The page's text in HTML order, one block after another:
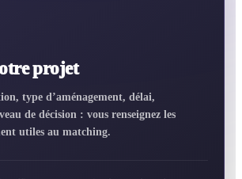
projet
type d’aménagement, délai,
de décision : vous renseignez les
utiles au matching.